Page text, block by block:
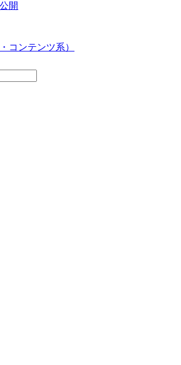
開
コンテンツ系）